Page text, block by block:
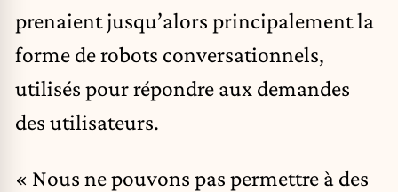
prenaient jusqu’alors principalement la
forme de robots conversationnels,
utilisés pour répondre aux demandes
des utilisateurs.
« Nous ne pouvons pas permettre à des